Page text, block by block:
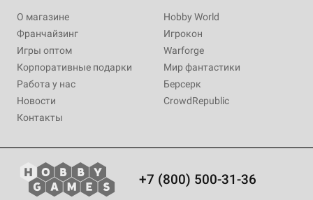
О магазине
Франчайзинг
Игры оптом
Корпоративные подарки
Работа у нас
Новости
Контакты
Hobby World
Игрокон
Warforge
Мир фантастики
Берсерк
CrowdRepublic
+7 (800) 500-31-36